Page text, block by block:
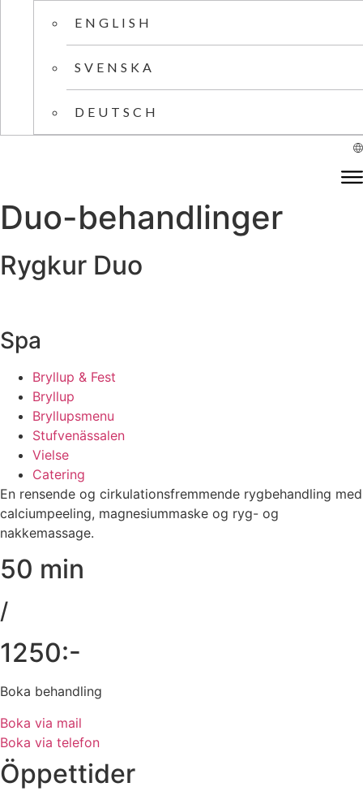
ENGLISH
SVENSKA
DEUTSCH
Duo-behandlinger
Rygkur Duo
Spa
Bryllup & Fest
Bryllup
Bryllupsmenu
Stufvenässalen
Vielse
Catering
En rensende og cirkulationsfremmende rygbehandling med
calciumpeeling, magnesiummaske og ryg- og
nakkemassage.
50 min
/
1250:-
Boka behandling
Boka via mail
Boka via telefon
Öppettider